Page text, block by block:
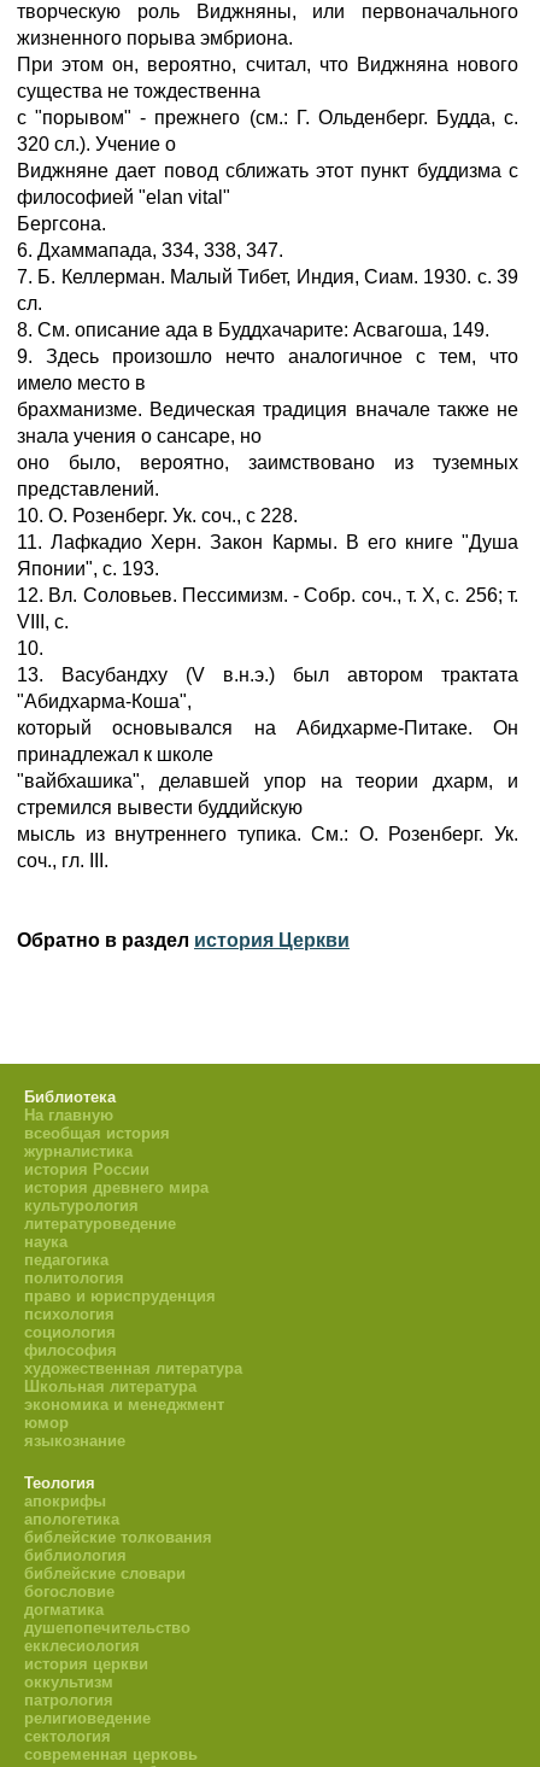
творческую роль Виджняны, или первоначального
жизненного порыва эмбриона.
При этом он, вероятно, считал, что Виджняна нового
существа не тождественна
с "порывом" - прежнего (см.: Г. Ольденберг. Будда, с.
320 сл.). Учение о
Виджняне дает повод сближать этот пункт буддизма с
философией "elan vital"
Бергсона.
6. Дхаммапада, 334, 338, 347.
7. Б. Келлерман. Малый Тибет, Индия, Сиам. 1930. с. 39
сл.
8. См. описание ада в Буддхачарите: Асвагоша, 149.
9. Здесь произошло нечто аналогичное с тем, что
имело место в
брахманизме. Ведическая традиция вначале также не
знала учения о сансаре, но
оно было, вероятно, заимствовано из туземных
представлений.
10. О. Розенберг. Ук. соч., с 228.
11. Лафкадио Херн. Закон Кармы. В его книге "Душа
Японии", с. 193.
12. Вл. Соловьев. Пессимизм. - Собр. соч., т. X, с. 256; т.
VIII, с.
10.
13. Васубандху (V в.н.э.) был автором трактата
"Абидхарма-Коша",
который основывался на Абидхарме-Питаке. Он
принадлежал к школе
"вайбхашика", делавшей упор на теории дхарм, и
стремился вывести буддийскую
мысль из внутреннего тупика. См.: О. Розенберг. Ук.
соч., гл. III.
Обратно в раздел история Церкви
Библиотека
На главную
всеобщая история
журналистика
история России
история древнего мира
культурология
литературоведение
наука
педагогика
политология
право и юриспруденция
психология
социология
философия
художественная литература
Школьная литература
экономика и менеджмент
юмор
языкознание
Теология
апокрифы
апологетика
библейские толкования
библиология
библейские словари
богословие
догматика
душепопечительство
екклесиология
история церкви
оккультизм
патрология
религиоведение
сектология
современная церковь